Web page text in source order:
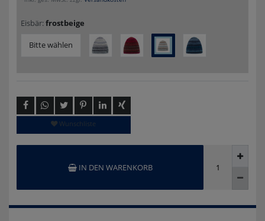
Eisbär:frostbeige
Bitte wählen
Wunschliste
IN DEN WARENKORB